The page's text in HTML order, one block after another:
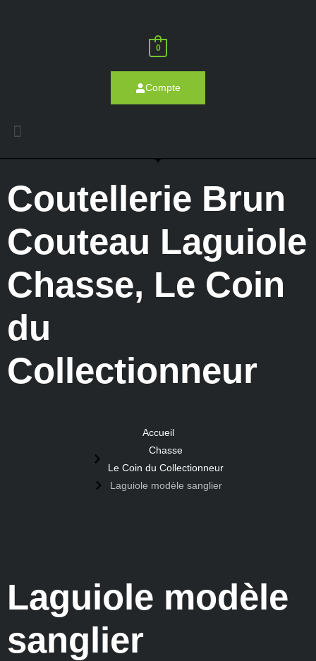
0
Compte
Coutellerie Brun
Couteau Laguiole
Chasse, Le Coin
du
Collectionneur
Accueil
Chasse
Le Coin du Collectionneur
Laguiole modèle sanglier
Laguiole modèle
sanglier